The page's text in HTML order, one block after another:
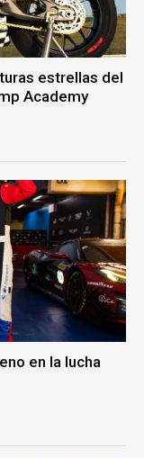
estrellas del
Academy
en la lucha